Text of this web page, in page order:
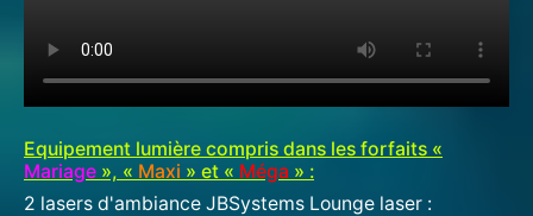
Equipement lumière compris dans les forfaits «
Mariage », « Maxi » et « Méga » :
2 lasers d'ambiance JBSystems Lounge laser :